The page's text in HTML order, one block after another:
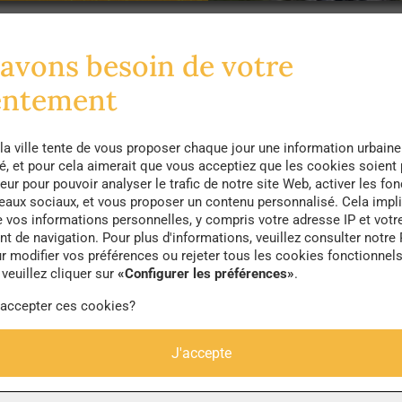
jeu de construction en bois que l’entreprise
poutres en bois issues de forêts locales,
mètres cubes de bois ainsi utilisées seront
tremblements de terre dont le pays est
de hauteur, il s’agirait par conséquent de la
atteindra, la tour a également un nom qui
fêtera ses 350 années d’existence lors de la
! Les constructeurs ainsi que les habitants ont le
de construction représentent le double d’une
du projets espèrent que les innovations
besoin de votre
ville tente de vous proposer chaque jour une information
et pour cela aimerait que vous acceptiez que les cookies soient
pour pouvoir analyser le trafic de notre site Web, activer les
sociaux, et vous proposer un contenu personnalisé. Cela
vos informations personnelles, y compris votre adresse IP et
de navigation. Pour plus d'informations, veuillez consulter notre
modifier vos préférences ou rejeter tous les cookies
cliquer sur «Configurer les préférences».
ces cookies?
J'accepte